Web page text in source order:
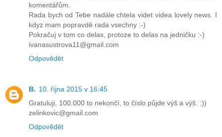
komentářům.
Rada bych od Tebe nadále chtela videt videa lovely news. I
kdyz mam popravdě rada vsechny :-)
Pokračuj v tom co delas, protoze to delas na jedničku :-)
ivanasustrova11@gmail.com
Odpovědět
B. 10. října 2015 v 16:45
Gratuluji, 100.000 to nekončí, to číslo půjde výš a výš. :))
zelinkovic@gmail.com
Odpovědět